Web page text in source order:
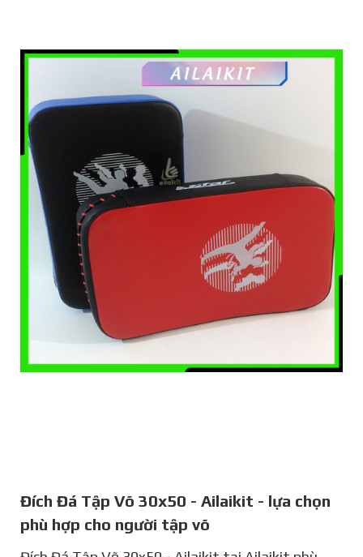
Đích Đá Tập Võ 30x50 - Ailaikit - lựa chọn
phù hợp cho người tập võ